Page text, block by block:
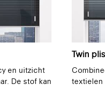
en uitzicht
De stof kan
Twin
textielen